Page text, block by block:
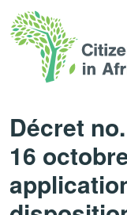
Décret
16